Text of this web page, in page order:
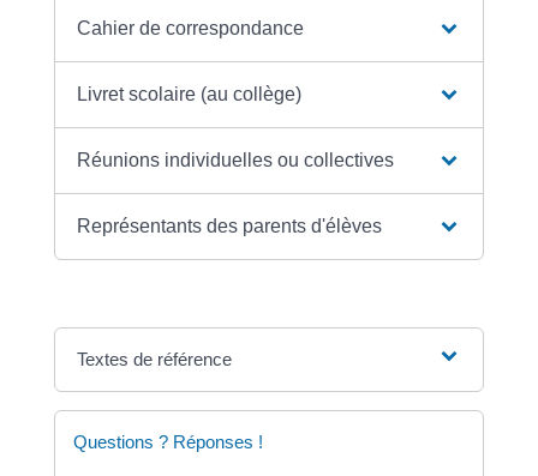
Cahier de correspondance
Livret scolaire (au collège)
Réunions individuelles ou collectives
Représentants des parents d'élèves
Textes de référence
Questions ? Réponses !